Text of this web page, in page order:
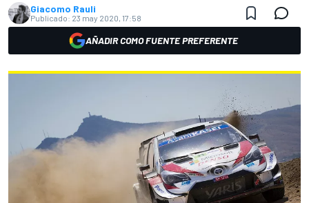
Giacomo Rauli
Publicado: 23 may 2020, 17:58
AÑADIR COMO FUENTE PREFERENTE